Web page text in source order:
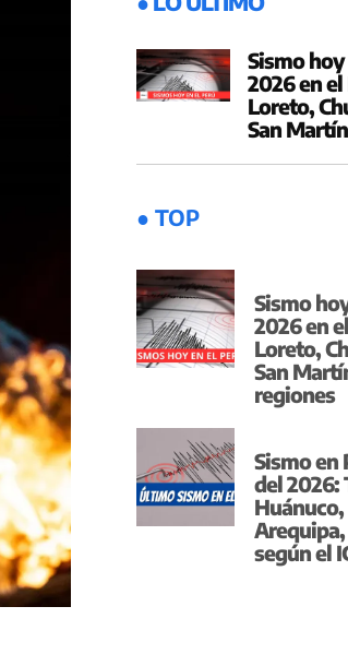
Sismo
2026 en
Loreto,
San
● TOP
Sismo
2026 en
Loreto,
San
regiones
Sismo en
del 2026:
según el